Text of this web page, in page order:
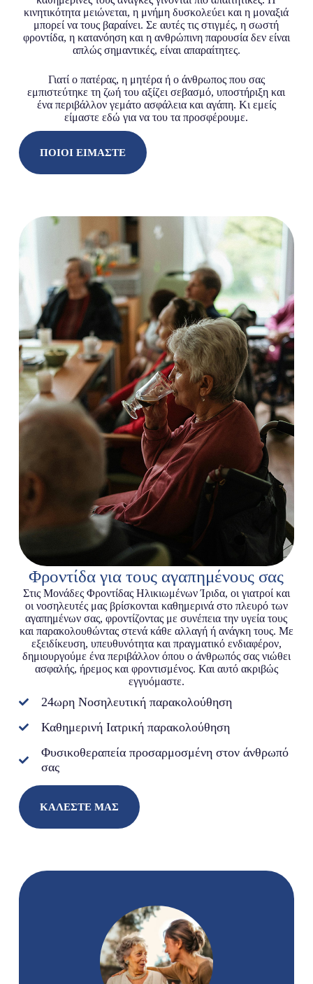
κινητικότητα μειώνεται, η μνήμη δυσκολεύει και η μοναξιά
μπορεί να τους βαραίνει. Σε αυτές τις στιγμές, η σωστή
φροντίδα, η κατανόηση και η ανθρώπινη παρουσία δεν είναι
απλώς σημαντικές, είναι απαραίτητες.
Γιατί ο πατέρας, η μητέρα ή ο άνθρωπος που σας
εμπιστεύτηκε τη ζωή του αξίζει σεβασμό, υποστήριξη και
ένα περιβάλλον γεμάτο ασφάλεια και αγάπη. Κι εμείς
είμαστε εδώ για να του τα προσφέρουμε.
ΠΟΙΟΙ ΕΊΜΑΣΤΕ
Φροντίδα για τους αγαπημένους σας
Στις Μονάδες Φροντίδας Ηλικιωμένων Ίριδα, οι γιατροί και
οι νοσηλευτές μας βρίσκονται καθημερινά στο πλευρό των
αγαπημένων σας, φροντίζοντας με συνέπεια την υγεία τους
και παρακολουθώντας στενά κάθε αλλαγή ή ανάγκη τους. Με
εξειδίκευση, υπευθυνότητα και πραγματικό ενδιαφέρον,
δημιουργούμε ένα περιβάλλον όπου ο άνθρωπός σας νιώθει
ασφαλής, ήρεμος και φροντισμένος. Και αυτό ακριβώς
εγγυόμαστε.
24ωρη Νοσηλευτική παρακολούθηση
Καθημερινή Ιατρική παρακολούθηση
Φυσικοθεραπεία προσαρμοσμένη στον άνθρωπό
σας
ΚΑΛΈΣΤΕ ΜΑΣ